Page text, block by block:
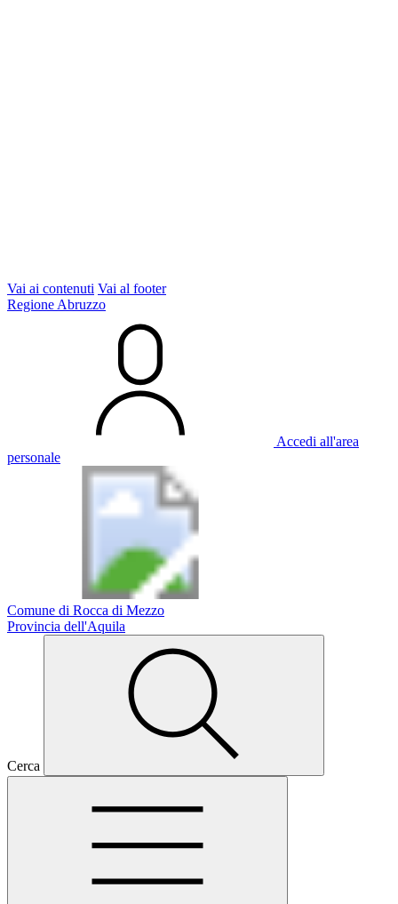
Vai ai contenuti Vai al footer
Regione Abruzzo
Accedi all'area
personale
Comune di Rocca di Mezzo
Provincia dell'Aquila
Cerca